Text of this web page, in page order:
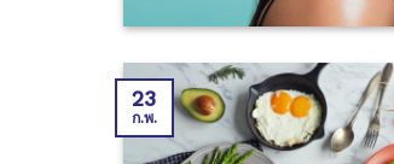
23
ก.พ.